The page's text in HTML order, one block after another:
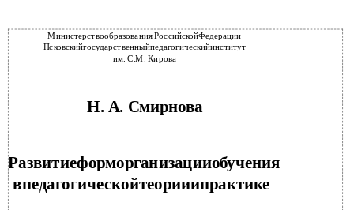
Министерствообразования РоссийскойФедерации
Псковскийгосударственныйпедагогическийинститут
им. С.М. Кирова
Н. А. Смирнова
Развитиеформорганизацииобучения
впедагогическойтеорииипрактике